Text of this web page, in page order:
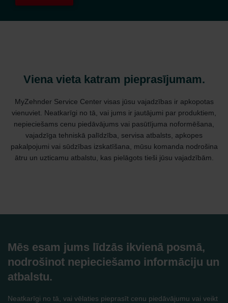
Viena vieta katram pieprasījumam.
MyZehnder Service Center visas jūsu vajadzības ir apkopotas
vienuviet. Neatkarīgi no tā, vai jums ir jautājumi par produktiem,
nepieciešams cenu piedāvājums vai pasūtījuma noformēšana,
vajadzīga tehniskā palīdzība, servisa atbalsts, apkopes
pakalpojumi vai sūdzības izskatīšana, mūsu komanda nodrošina
ātru un uzticamu atbalstu, kas pielāgots tieši jūsu vajadzībām.
Mēs esam jums līdzās ikvienā posmā,
nodrošinot nepieciešamo informāciju un
atbalstu.
Neatkarīgi no tā, vai vēlaties pieprasīt cenu piedāvājumu vai veikt